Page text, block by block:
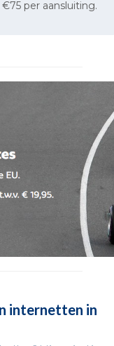
per aansluiting.
internetten in